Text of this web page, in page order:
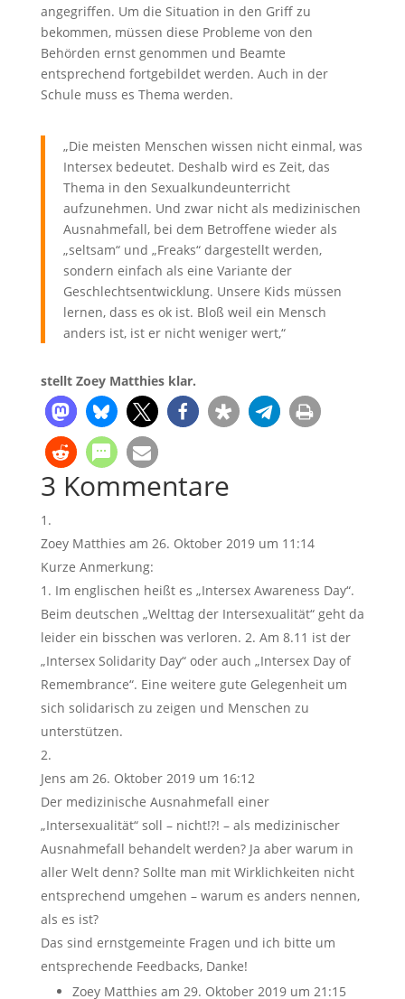
angegriffen. Um die Situation in den Griff zu
bekommen, müssen diese Probleme von den
Behörden ernst genommen und Beamte
entsprechend fortgebildet werden. Auch in der
Schule muss es Thema werden.
„Die meisten Menschen wissen nicht einmal, was
Intersex bedeutet. Deshalb wird es Zeit, das
Thema in den Sexualkundeunterricht
aufzunehmen. Und zwar nicht als medizinischen
Ausnahmefall, bei dem Betroffene wieder als
„seltsam“ und „Freaks“ dargestellt werden,
sondern einfach als eine Variante der
Geschlechtsentwicklung. Unsere Kids müssen
lernen, dass es ok ist. Bloß weil ein Mensch
anders ist, ist er nicht weniger wert,“
stellt Zoey Matthies klar.
3 Kommentare
Zoey Matthies am 26. Oktober 2019 um 11:14
Kurze Anmerkung:
1. Im englischen heißt es „Intersex Awareness Day“.
Beim deutschen „Welttag der Intersexualität“ geht da
leider ein bisschen was verloren. 2. Am 8.11 ist der
„Intersex Solidarity Day“ oder auch „Intersex Day of
Remembrance“. Eine weitere gute Gelegenheit um
sich solidarisch zu zeigen und Menschen zu
unterstützen.
Jens am 26. Oktober 2019 um 16:12
Der medizinische Ausnahmefall einer
„Intersexualität“ soll – nicht!?! – als medizinischer
Ausnahmefall behandelt werden? Ja aber warum in
aller Welt denn? Sollte man mit Wirklichkeiten nicht
entsprechend umgehen – warum es anders nennen,
als es ist?
Das sind ernstgemeinte Fragen und ich bitte um
entsprechende Feedbacks, Danke!
Zoey Matthies am 29. Oktober 2019 um 21:15